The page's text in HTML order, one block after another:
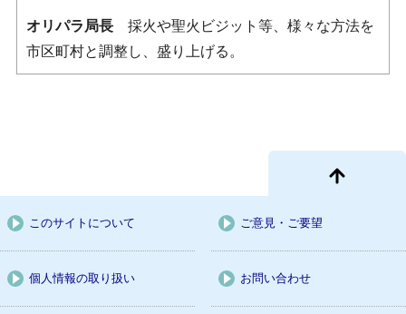
オリパラ局長採火や聖火ビジット等、様々な方法を
市区町村と調整し、盛り上げる。
このサイトについて ご意見・ご要望
個人情報の取り扱い お問い合わせ